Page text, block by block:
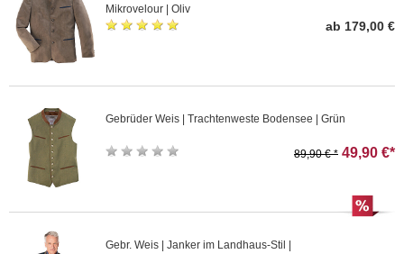
Mikrovelour | Oliv
ab 179,00 €
Gebrüder Weis | Trachtenweste Bodensee | Grün
89,90 € * 49,90 €*
Gebr. Weis | Janker im Landhaus-Stil |